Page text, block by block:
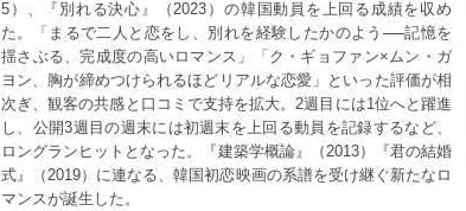
5）、『別れる決心』（2023）の韓国動員を上回る成績を収め
た。「まるで二人と恋をし、別れを経験したかのよう──記憶を
揺さぶる、完成度の高いロマンス」「ク・ギョファン×ムン・ガ
ヨン、胸が締めつけられるほどリアルな恋愛」といった評価が相
次ぎ、観客の共感と口コミで支持を拡大。2週目には1位へと躍進
し、公開3週目の週末には初週末を上回る動員を記録するなど、
ロングランヒットとなった。『建築学概論』（2013）『君の結婚
式』（2019）に連なる、韓国初恋映画の系譜を受け継ぐ新たなロ
マンスが誕生した。